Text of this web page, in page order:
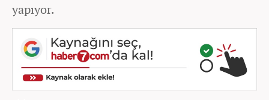
yapıyor.